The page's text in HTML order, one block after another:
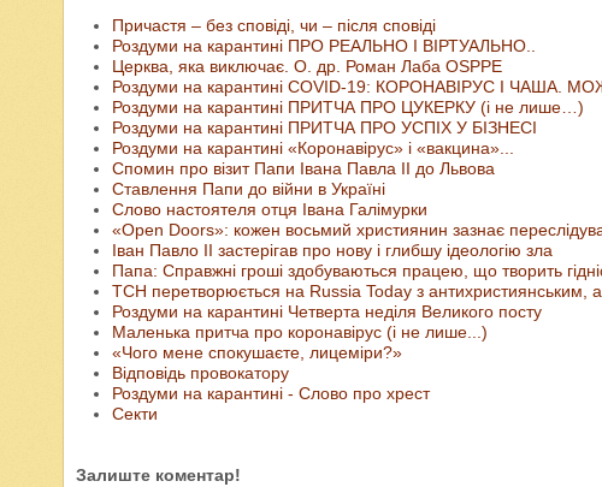
Причастя – без сповіді, чи – після сповіді
Роздуми на карантині ПРО РЕАЛЬНО І ВІРТУАЛЬНО..
Церква, яка виключає. О. др. Роман Лаба OSPPE
Роздуми на карантині СOVID-19: КОРОНАВІРУС І ЧАША.
Роздуми на карантині ПРИТЧА ПРО ЦУКЕРКУ (і не лише…)
Роздуми на карантині ПРИТЧА ПРО УСПІХ У БІЗНЕСІ
Роздуми на карантині «Коронавірус» і «вакцина»...
Спомин про візит Папи Івана Павла ІІ до Львова
Ставлення Папи до війни в Україні
Слово настоятеля отця Івана Галімурки
«Open Doors»: кожен восьмий християнин зазнає
Іван Павло ІІ застерігав про нову і глибшу ідеологію зла
Папа: Справжні гроші здобуваються працею, що творить
ТСН перетворюється на Russia Today з антихристиянським,
Роздуми на карантині Четверта неділя Великого посту
Маленька притча про коронавірус (і не лише...)
«Чого мене спокушаєте, лицеміри?»
Відповідь провокатору
Роздуми на карантині - Слово про хрест
Cекти
Залиште коментар!